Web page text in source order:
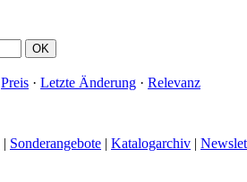
Preis · Letzte Änderung · Relevanz
| Sonderangebote | Katalogarchiv |